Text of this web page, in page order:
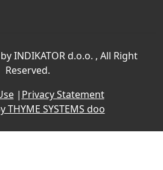
INDIKATOR d.o.o. , All Right
Reserved.
| Privacy Statement
THYME SYSTEMS doo